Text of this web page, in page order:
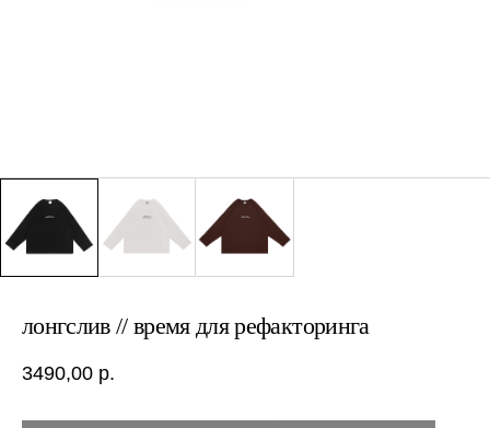
лонгслив // время для рефакторинга
3490,00 р.